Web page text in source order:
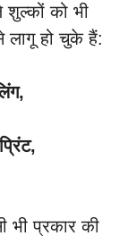
को भी
लागू हो चुके हैं:
भी प्रकार की